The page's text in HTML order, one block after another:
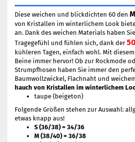
Diese weichen und blickdichten 60 den
von Kristallen im winterlichem Look
an. Dank des weichen Materials haben
Tragegefühl und fühlen sich, dank der
kühleren Tagen, einfach wohl. Mit
Beine immer hervor! Ob zur Rockmode
Strumpfhosen haben Sie immer den
Baumwollzwickel, Flachnaht und
hauch von Kristallen im winterlichem
taupe (beigeton)
Folgende Größen stehen zur Auswahl:
etwas knapp aus!
S (36/38) = 34/36
M (38/40) = 36/38